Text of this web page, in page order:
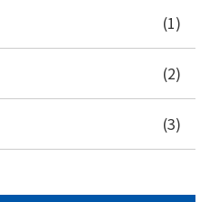
(1)
(2)
(3)